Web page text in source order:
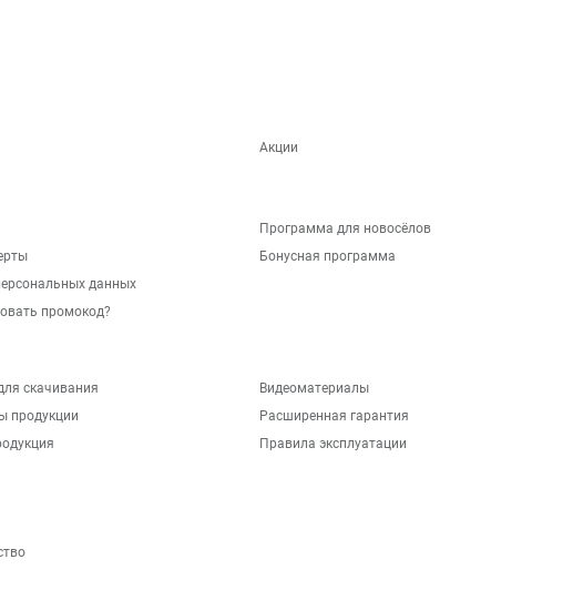
Акции
данных
промокод?
Программа для новосёлов
Бонусная программа
скачивания
продукции
Видеоматериалы
Расширенная гарантия
Правила эксплуатации